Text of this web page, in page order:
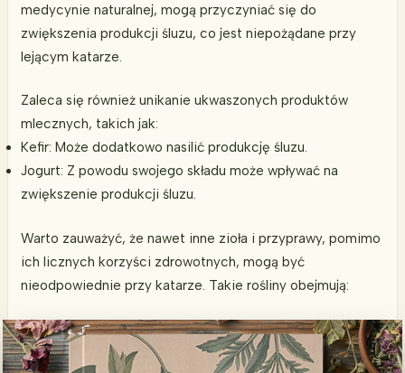
medycynie naturalnej, mogą przyczyniać się do
zwiększenia produkcji śluzu, co jest niepożądane przy
lejącym katarze.
Zaleca się również unikanie ukwaszonych produktów
mlecznych, takich jak:
Kefir: Może dodatkowo nasilić produkcję śluzu.
Jogurt: Z powodu swojego składu może wpływać na
zwiększenie produkcji śluzu.
Warto zauważyć, że nawet inne zioła i przyprawy, pomimo
ich licznych korzyści zdrowotnych, mogą być
nieodpowiednie przy katarze. Takie rośliny obejmują: